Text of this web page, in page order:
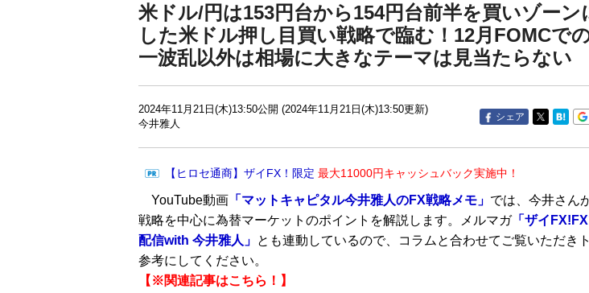
米ドル/円は153円台から154円台前半を買いゾーン
した米ドル押し目買い戦略で臨む！12月FOMCで
一波乱以外は相場に大きなテーマは見当たらない
2024年11月21日(木)13:50公開 (2024年11月21日(木)13:50更新)
今井雅人
シェア
【ヒロセ通商】ザイFX！限定 最大11000円キャッシュバック実施中！
YouTube動画 「マットキャピタル今井雅人のFX戦略メモ」 では、今井さん
戦略を中心に為替マーケットのポイントを解説します。メルマガ「ザイ
配信with 今井雅人」 とも連動しているので、コラムと合わせてご覧いただき
参考にしてください。
【※関連記事はこちら！】